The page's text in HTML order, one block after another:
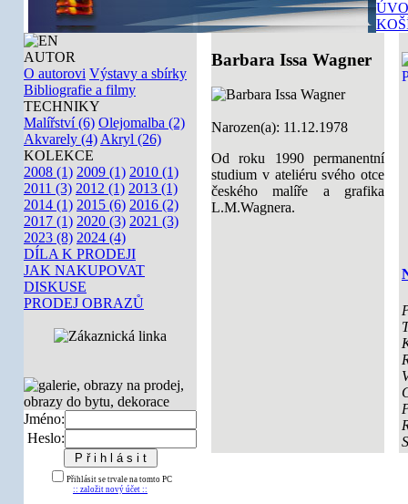
AUTOR
O autorovi Výstavy a sbírky
Bibliografie a filmy
TECHNIKY
Malířství (6) Olejomalba (2)
Akvarely (4) Akryl (26)
KOLEKCE
2008 (1) 2009 (1) 2010 (1)
2011 (3) 2012 (1) 2013 (1)
2014 (1) 2015 (6) 2016 (2)
2017 (1) 2020 (3) 2021 (3)
2023 (8) 2024 (4)
DÍLA K PRODEJI
JAK NAKUPOVAT
DISKUSE
PRODEJ OBRAZŮ
Jméno:
Heslo:
Přihlásit se trvale na tomto PC
:: založit nový účet ::
Barbara Issa Wagner
Narozen(a): 11.12.1978
Od roku 1990 permanentní
studium v ateliéru svého otce
českého malíře a grafika
L.M.Wagnera.